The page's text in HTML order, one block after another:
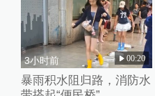
3小时前 00:20
暴雨积水阻归路，消防水